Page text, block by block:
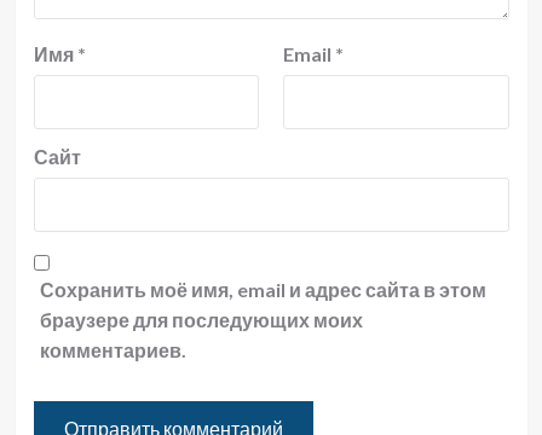
Имя * Email *
Сайт
Сохранить моё имя, email и адрес сайта в этом
браузере для последующих моих
комментариев.